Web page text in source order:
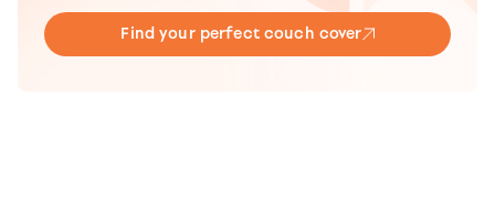
Find your perfect couch cover